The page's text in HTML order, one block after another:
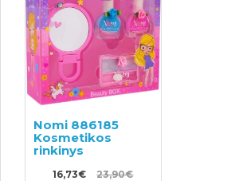
Nomi 886185
Kosmetikos
rinkinys
16,73€ 23,90€